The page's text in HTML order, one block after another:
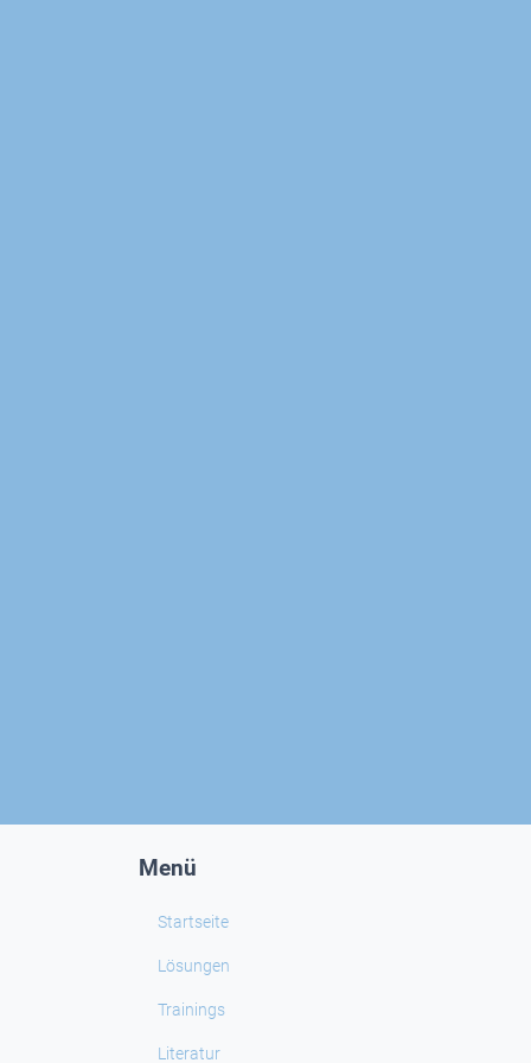
Menü
Startseite
Lösungen
Trainings
Literatur